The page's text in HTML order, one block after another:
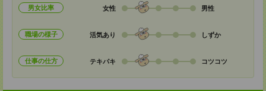
男女比率 女性 男性
職場の様子 活気あり しずか
仕事の仕方 テキパキ コツコツ